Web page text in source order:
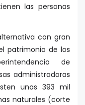
las personas
con gran
patrimonio de los
de
administradoras
unos 393 mil
naturales (corte